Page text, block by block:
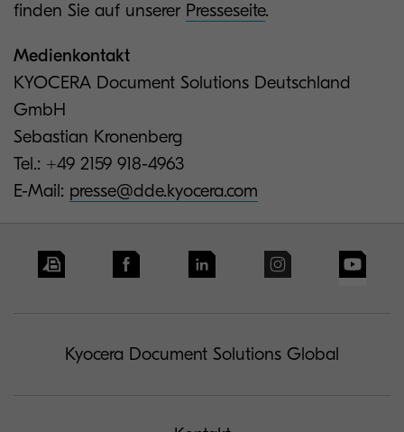
finden Sie auf unserer Presseseite.
Medienkontakt
KYOCERA Document Solutions Deutschland
GmbH
Sebastian Kronenberg
Tel.: +49 2159 918-4963
E-Mail: presse@dde.kyocera.com
Kyocera Document Solutions Global